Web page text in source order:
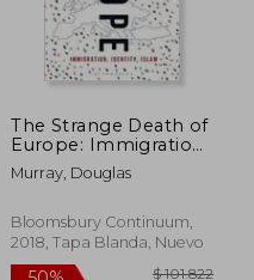
The Strange Death of
Europe: Immigration,
Identity, Islam (en
Inglés)
Murray, Douglas
Bloomsbury Continuum,
2018, Tapa Blanda, Nuevo